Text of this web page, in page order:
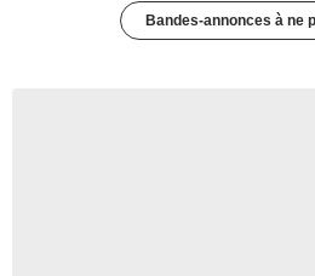
Bandes-annonces à ne